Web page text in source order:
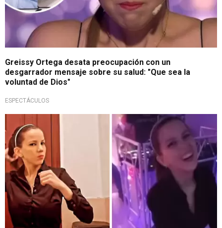
Greissy Ortega desata preocupación con un
desgarrador mensaje sobre su salud: "Que sea la
voluntad de Dios"
ESPECTÁCULOS